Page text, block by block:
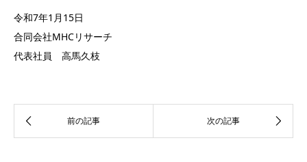
令和7年1月15日
合同会社MHCリサーチ
代表社員 高馬久枝